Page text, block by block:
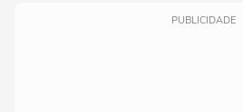
PUBLICIDADE